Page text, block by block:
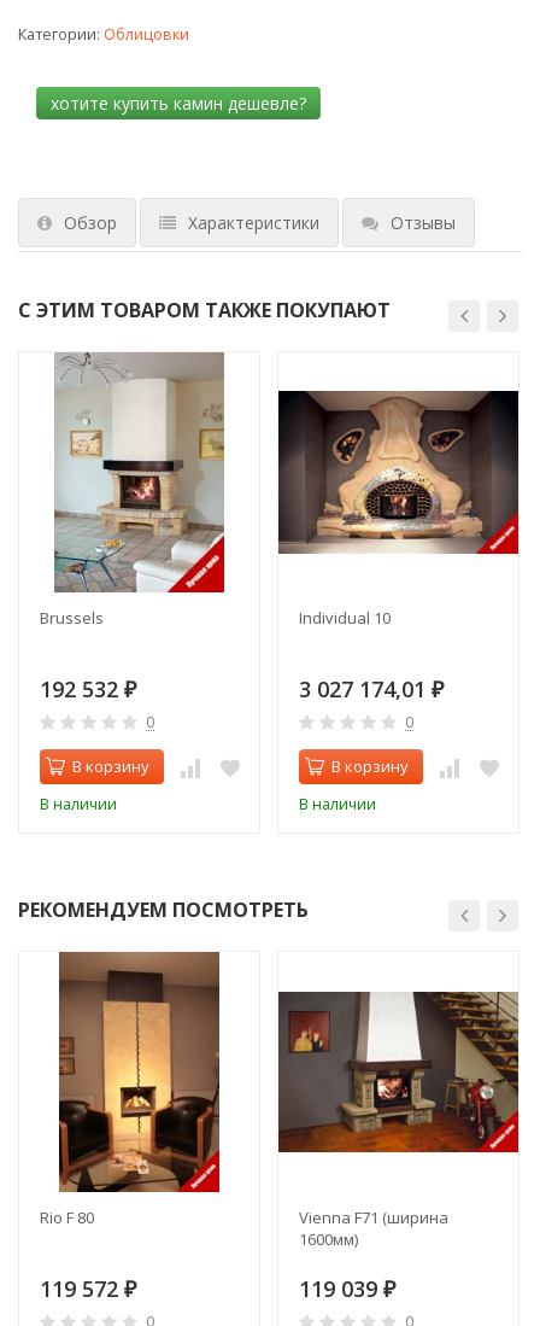
Категории: Облицовки
Обзор Характеристики Отзывы
С ЭТИМ ТОВАРОМ ТАКЖЕ ПОКУПАЮТ
Brussels
192 532 ₽
0
В корзину
В наличии
Individual 10
3 027 174,01 ₽
0
В корзину
В наличии
РЕКОМЕНДУЕМ ПОСМОТРЕТЬ
Rio F 80
119 572 ₽
0
Vienna F71 (ширина
1600мм)
119 039 ₽
0